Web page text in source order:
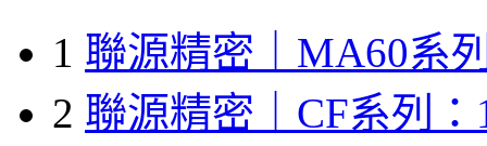
1 聯源精密｜MA60系
2 聯源精密｜CF系列：